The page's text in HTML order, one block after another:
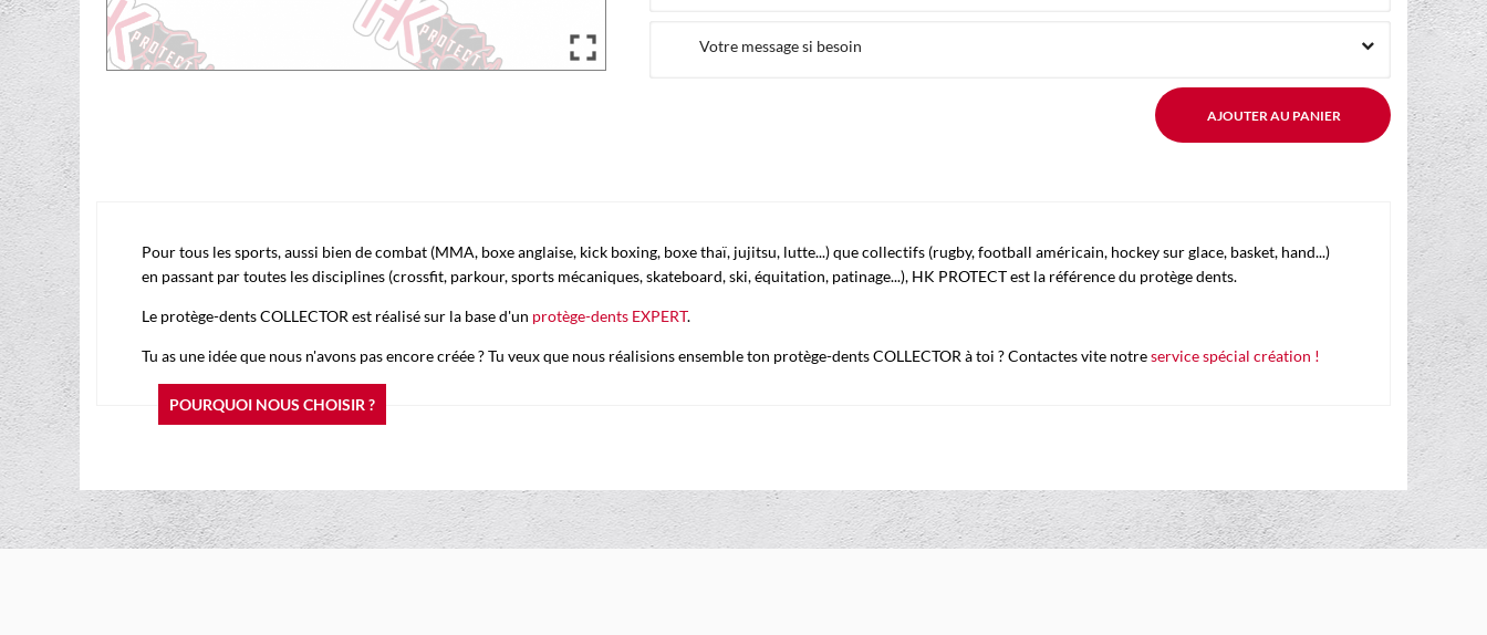
 Votre message si besoin
AJOUTER AU PANIER
Pour tous les sports, aussi bien de combat (MMA, boxe anglaise, kick boxing, boxe thaï, jujitsu, lutte...) que collectifs (rugby, football américain, hockey sur glace, basket, hand...)
en passant par toutes les disciplines (crossfit, parkour, sports mécaniques, skateboard, ski, équitation, patinage...), HK PROTECT est la référence du protège dents.
Le protège-dents COLLECTOR est réalisé sur la base d'un protège-dents EXPERT.
Tu as une idée que nous n'avons pas encore créée ? Tu veux que nous réalisions ensemble ton protège-dents COLLECTOR à toi ? Contactes vite notreservice spécial création !
POURQUOI NOUS CHOISIR ?